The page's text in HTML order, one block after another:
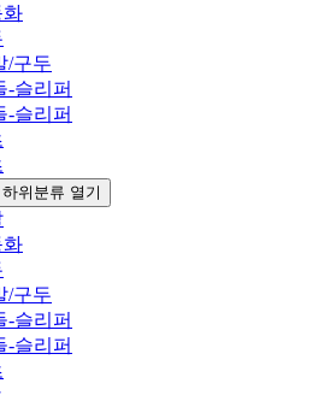
화
/구두
-슬리퍼
-슬리퍼
위분류 열기
화
/구두
-슬리퍼
-슬리퍼